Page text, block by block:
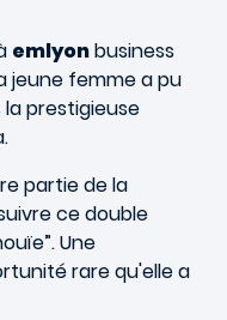
emlyonbusiness
jeune femme a pu
prestigieuse
partie de la
ce double
Une
rare qu'elle a